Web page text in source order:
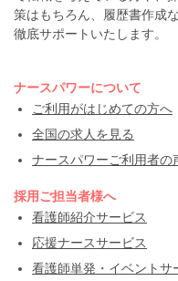
策はもちろん、履歴書作成
徹底サポートいたします。
ナースパワーについて
ご利用がはじめての方へ
全国の求人を見る
ナースパワーご利用者の
採用ご担当者様へ
看護師紹介サービス
応援ナースサービス
看護師単発・イベントサ